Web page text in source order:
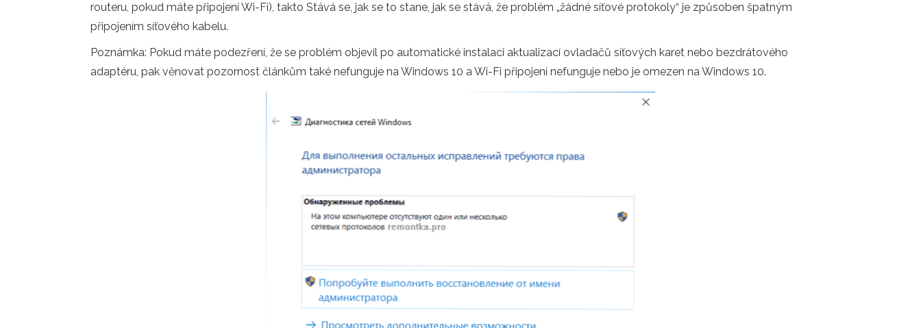
routeru, pokud máte připojení Wi-Fi), takto Stává se, jak se to stane, jak se stává, že problém „žádné síťové protokoly“ je způsoben špatným
připojením síťového kabelu.
Poznámka: Pokud máte podezření, že se problém objevil po automatické instalaci aktualizací ovladačů síťových karet nebo bezdrátového
adaptéru, pak věnovat pozornost článkům také nefunguje na Windows 10 a Wi-Fi připojení nefunguje nebo je omezen na Windows 10.